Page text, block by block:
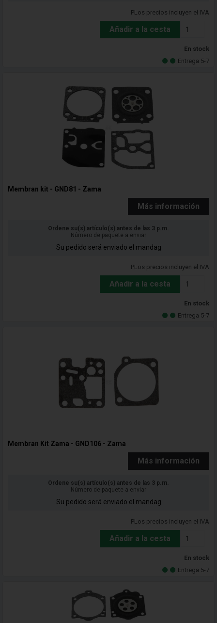
PLos precios incluyen el IVA
Añadir a la cesta
En stock
Entrega 5-7
Membran kit - GND81 - Zama
Más información
Ordene su(s) artículo(s) antes de las 3 p.m.
Número de paquete a enviar
Su pedido será enviado el mandag
PLos precios incluyen el IVA
Añadir a la cesta
En stock
Entrega 5-7
Membran Kit Zama - GND106 - Zama
Más información
Ordene su(s) artículo(s) antes de las 3 p.m.
Número de paquete a enviar
Su pedido será enviado el mandag
PLos precios incluyen el IVA
Añadir a la cesta
En stock
Entrega 5-7